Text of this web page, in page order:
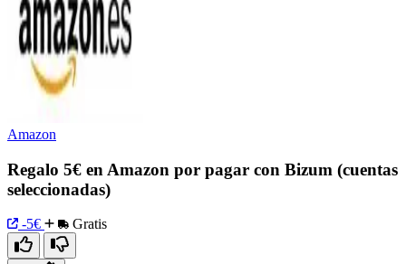
Amazon
Regalo 5€ en Amazon por pagar con Bizum (cuentas
seleccionadas)
-5€ Gratis